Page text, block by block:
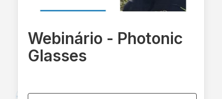
Webinário - Photonic
Glasses